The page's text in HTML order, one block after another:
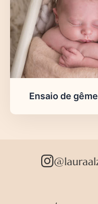
Ensaio de